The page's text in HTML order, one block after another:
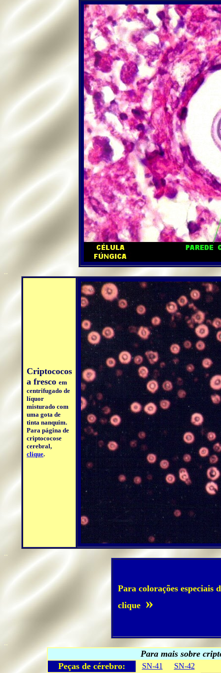
..
Criptococos
a fresco em
centrifugado de
líquor
misturado com
uma gota de
tinta nanquim.
Para página de
criptococose
cerebral,
clique.
..
Para colorações especiais
clique »
..
Para mais sobre
Peças de cérebro:
SN-41 SN-42